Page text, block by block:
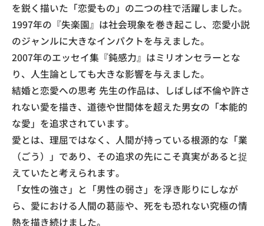
を鋭く描いた「恋愛もの」の二つの柱で活躍しました。
1997年の『失楽園』は社会現象を巻き起こし、恋愛小説
のジャンルに大きなインパクトを与えました。
2007年のエッセイ集『鈍感力』はミリオンセラーとな
り、人生論としても大きな影響を与えました。
結婚と恋愛への思考 先生の作品は、しばしば不倫や許さ
れない愛を描き、道徳や世間体を超えた男女の「本能的
な愛」を追求されています。
愛とは、理屈ではなく、人間が持っている根源的な「業
（ごう）」であり、その追求の先にこそ真実があると捉
えていたと考えられます。
「女性の強さ」と「男性の弱さ」を浮き彫りにしなが
ら、愛における人間の葛藤や、死をも恐れない究極の情
熱を描き続けました。